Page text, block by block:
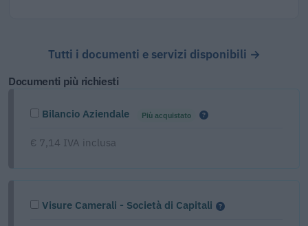
Tutti i documenti e servizi disponibili →
Documenti più richiesti
Bilancio Aziendale Più acquistato
€ 7,14 IVA inclusa
Visure Camerali - Società di Capitali